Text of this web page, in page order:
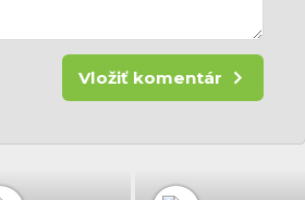
Vložiť komentár